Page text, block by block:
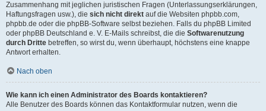
Zusammenhang mit jeglichen juristischen Fragen (Unterlassungserklärungen,
Haftungsfragen usw.), die sich nicht direkt auf die Websiten phpbb.com,
phpbb.de oder die phpBB-Software selbst beziehen. Falls du phpBB Limited
oder phpBB Deutschland e. V. E-Mails schreibst, die die Softwarenutzung
durch Dritte betreffen, so wirst du, wenn überhaupt, höchstens eine knappe
Antwort erhalten.
Nach oben
Wie kann ich einen Administrator des Boards kontaktieren?
Alle Benutzer des Boards können das Kontaktformular nutzen, wenn die